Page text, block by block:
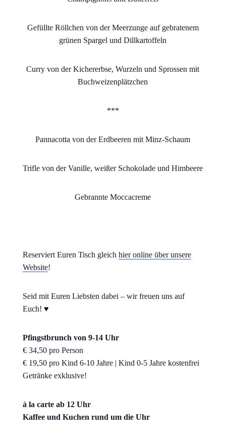
Gefüllte Röllchen von der Meerzunge auf gebratenem
grünen Spargel und Dillkartoffeln
Curry von der Kichererbse, Wurzeln und Sprossen mit
Buchweizenplätzchen
***
Pannacotta von der Erdbeeren mit Minz-Schaum
Trifle von der Vanille, weißer Schokolade und Himbeere
Gebrannte Moccacreme
Reserviert Euren Tisch gleich hier online über unsere
Website!
Seid mit Euren Liebsten dabei – wir freuen uns auf
Euch! ♥
Pfingstbrunch von 9-14 Uhr
€ 34,50 pro Person
€ 19,50 pro Kind 6-10 Jahre | Kind 0-5 Jahre kostenfrei
Getränke exklusive!
à la carte ab 12 Uhr
Kaffee und Kuchen rund um die Uhr